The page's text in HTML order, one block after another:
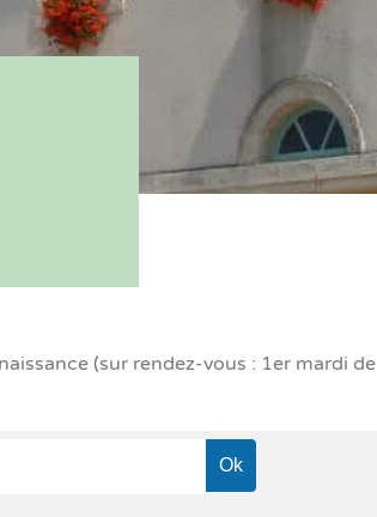
(sur rendez-vous : 1er mardi de